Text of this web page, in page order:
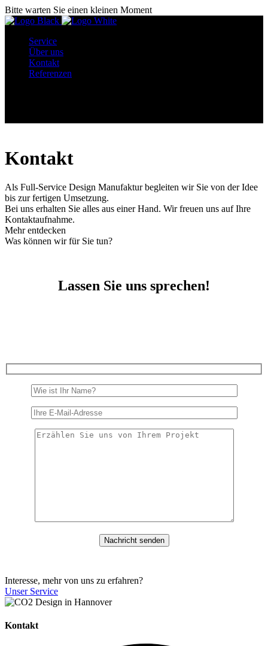
Bitte warten Sie einen kleinen Moment
Service
Über uns
Kontakt
Referenzen
Kontakt
Als Full-Service Design Manufaktur begleiten wir Sie von der Idee
bis zur fertigen Umsetzung.
Bei uns erhalten Sie alles aus einer Hand. Wir freuen uns auf Ihre
Kontaktaufnahme.
Mehr entdecken
Was können wir für Sie tun?
Lassen Sie uns sprechen!
Interesse, mehr von uns zu erfahren?
Unser Service
Kontakt